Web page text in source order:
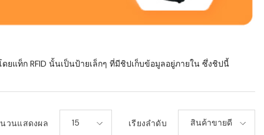
ดยแท็ก RFID นั้นเป็นป้ายเล็กๆ ที่มีชิปเก็บข้อมูลอยู่ภายใน ซึ่งชิปนี้
วนแสดงผล 15 เรียงลำดับ สินค้าขายดี